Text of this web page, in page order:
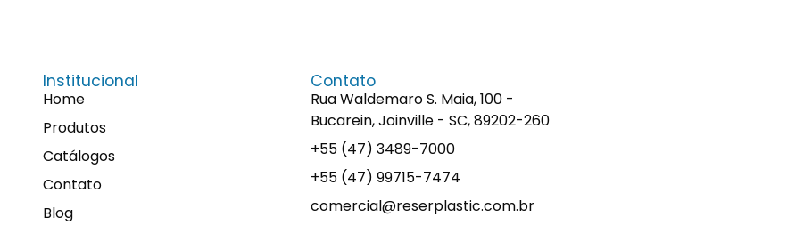
Institucional
Home
Produtos
Catálogos
Contato
Blog
Contato
Rua Waldemaro S. Maia, 100 -
Bucarein, Joinville - SC, 89202-260
+55 (47) 3489-7000
+55 (47) 99715-7474
comercial@reserplastic.com.br